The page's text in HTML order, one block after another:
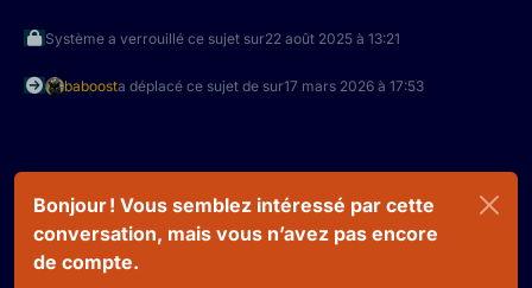
Système a verrouillé ce sujet sur22 août 2025 à 13:21
baboosta déplacé ce sujet de sur17 mars 2026 à 17:53
Bonjour ! Vous semblez intéressé par cette
conversation, mais vous n’avez pas encore
de compte.